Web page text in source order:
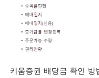
키움증권 배당금 확인